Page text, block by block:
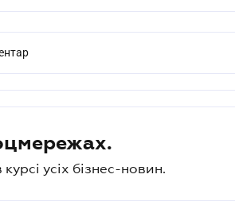
усіх бізнес-новин.